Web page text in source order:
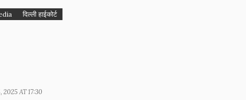
दिल्ली हाईकोर्ट
2025 AT 17:30